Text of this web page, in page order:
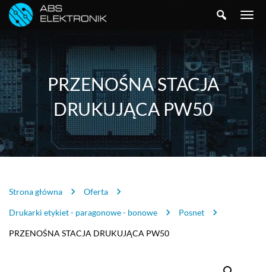
SZUKAJTOGGLE
PRZENOŚNA STACJA
DRUKUJĄCA PW50
Strona główna Oferta
Drukarki etykiet - paragonowe - bonowe Posnet
PRZENOŚNA STACJA DRUKUJĄCA PW50